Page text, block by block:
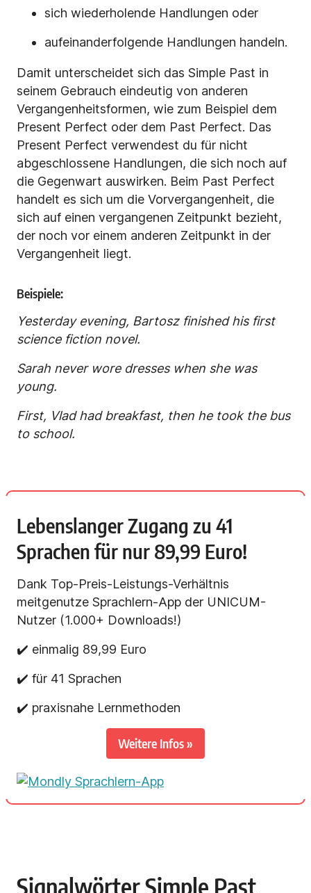
sich wiederholende Handlungen oder
aufeinanderfolgende Handlungen handeln.
Damit unterscheidet sich das Simple Past in
seinem Gebrauch eindeutig von anderen
Vergangenheitsformen, wie zum Beispiel dem
Present Perfect oder dem Past Perfect. Das
Present Perfect verwendest du für nicht
abgeschlossene Handlungen, die sich noch auf
die Gegenwart auswirken. Beim Past Perfect
handelt es sich um die Vorvergangenheit, die
sich auf einen vergangenen Zeitpunkt bezieht,
der noch vor einem anderen Zeitpunkt in der
Vergangenheit liegt.
Beispiele:
Yesterday evening, Bartosz finished his first
science fiction novel.
Sarah never wore dresses when she was
young.
First, Vlad had breakfast, then he took the bus
to school.
Lebenslanger Zugang zu 41
Sprachen für nur 89,99 Euro!
Dank Top-Preis-Leistungs-Verhältnis
meitgenutze Sprachlern-App der UNICUM-
Nutzer (1.000+ Downloads!)
✔️ einmalig 89,99 Euro
✔️ für 41 Sprachen
✔️ praxisnahe Lernmethoden
Weitere Infos »
Signalwörter Simple Past